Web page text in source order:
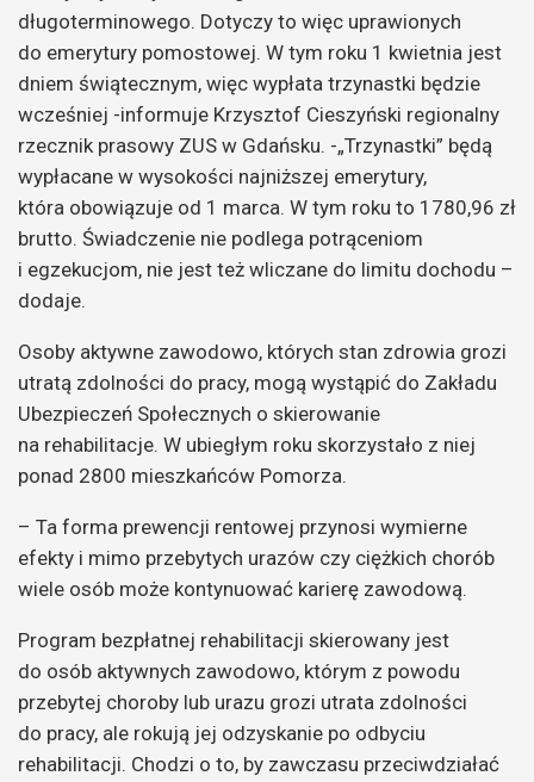
długoterminowego. Dotyczy to więc uprawionych
do emerytury pomostowej. W tym roku 1 kwietnia jest
dniem świątecznym, więc wypłata trzynastki będzie
wcześniej -informuje Krzysztof Cieszyński regionalny
rzecznik prasowy ZUS w Gdańsku. -„Trzynastki” będą
wypłacane w wysokości najniższej emerytury,
która obowiązuje od 1 marca. W tym roku to 1780,96 zł
brutto. Świadczenie nie podlega potrąceniom
i egzekucjom, nie jest też wliczane do limitu dochodu –
dodaje.
Osoby aktywne zawodowo, których stan zdrowia grozi
utratą zdolności do pracy, mogą wystąpić do Zakładu
Ubezpieczeń Społecznych o skierowanie
na rehabilitacje. W ubiegłym roku skorzystało z niej
ponad 2800 mieszkańców Pomorza.
– Ta forma prewencji rentowej przynosi wymierne
efekty i mimo przebytych urazów czy ciężkich chorób
wiele osób może kontynuować karierę zawodową.
Program bezpłatnej rehabilitacji skierowany jest
do osób aktywnych zawodowo, którym z powodu
przebytej choroby lub urazu grozi utrata zdolności
do pracy, ale rokują jej odzyskanie po odbyciu
rehabilitacji. Chodzi o to, by zawczasu przeciwdziałać